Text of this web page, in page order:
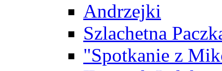
Andrzejki
Szlachetna
"Spotkanie z